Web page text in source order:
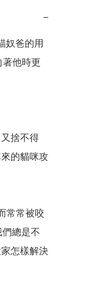
−
奴爸的用
他時更
捨不得
的貓咪攻
常常被咬
總是不
怎樣解決